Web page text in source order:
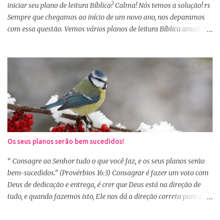
Provérbios dizendo que o coração alegre aformoseia o rosto. A
alegr...
iniciar seu plano de leitura Bíblica? Calma! Nós temos a solução! rs
Sempre que chegamos ao início de um novo ano, nos deparamos
com essa questão. Vemos vários planos de leitura Bíblica anual e
janeiro, principalmente as mulheres que muitas vezes recebem os
familiares em casa e precisam preparar várias coisas, ou então
aquela viagem de férias, e os dias se passaram e você não iniciou
sua leitura. E quando pegamos um plano de leitura Bíblica que
começa no dia primeiro de janeiro e percebemos que já estamos
no dia 20, desanimamos e acabamos deixando para o próximo
ano e assim vai... Outra situação que desanima é iniciar lendo
vários capítulos por dia, muitas até conseguem iniciar no dia
primeiro de janeiro, mas como não estão acostumas com a leitura
e também com a dificuldade de entendi...
Os seus planos serão bem sucedidos!
“ Consagre ao Senhor tudo o que você faz, e os seus planos serão
bem-sucedidos.” (Provérbios 16:3) Consagrar é fazer um voto com
Deus de dedicação e entrega, é crer que Deus está na direção de
tudo, e quando fazemos isto, Ele nos dá a direção correta para que